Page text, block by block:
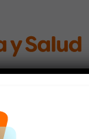
y tu Salud (Parte